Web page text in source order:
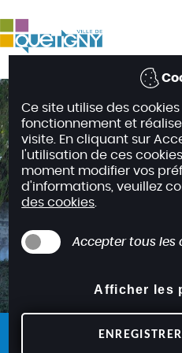
c
c
d
e
r
a
u
m
e
n
u
A
c
c
Ce site utilise des
fonctionnement et
visite. En cliquant sur
l'utilisation de ces
moment modifier vos
d'informations, veuillez
des cookies.
Accepter tous les
Afficher les